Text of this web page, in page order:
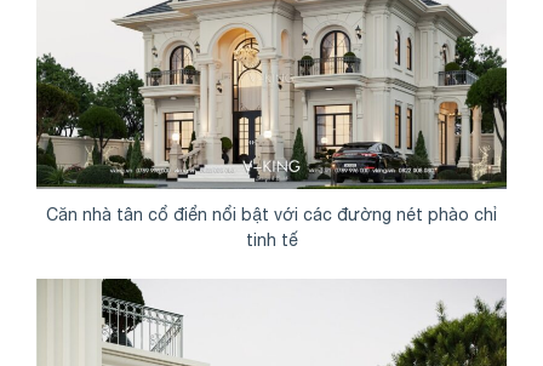
Căn nhà tân cổ điển nổi bật với các đường nét phào chỉ
tinh tế